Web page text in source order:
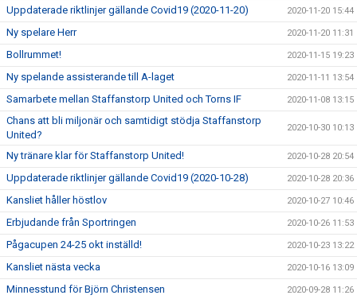
Uppdaterade riktlinjer gällande Covid19 (2020-11-20) 2020-11-20 15:44
Ny spelare Herr 2020-11-20 11:31
Bollrummet! 2020-11-15 19:23
Ny spelande assisterande till A-laget 2020-11-11 13:54
Samarbete mellan Staffanstorp United och Torns IF 2020-11-08 13:15
Chans att bli miljonär och samtidigt stödja Staffanstorp
United?
2020-10-30 10:13
Ny tränare klar för Staffanstorp United! 2020-10-28 20:54
Uppdaterade riktlinjer gällande Covid19 (2020-10-28) 2020-10-28 20:36
Kansliet håller höstlov 2020-10-27 10:46
Erbjudande från Sportringen 2020-10-26 11:53
Pågacupen 24-25 okt inställd! 2020-10-23 13:22
Kansliet nästa vecka 2020-10-16 13:09
Minnesstund för Björn Christensen 2020-09-28 11:26